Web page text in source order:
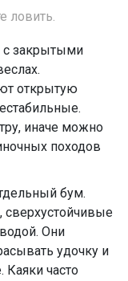
ловить.
с закрытыми
открытую
иначе можно
походов
бум.
Они
удочку и
часто